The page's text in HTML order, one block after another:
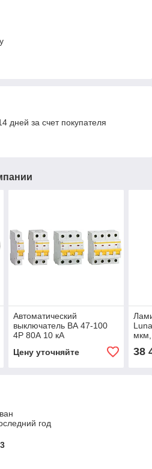
дней за счет покупателя
Автоматический
выключатель ВА 47-100
4Р 80А 10 кА
Цену уточняйте 38
год